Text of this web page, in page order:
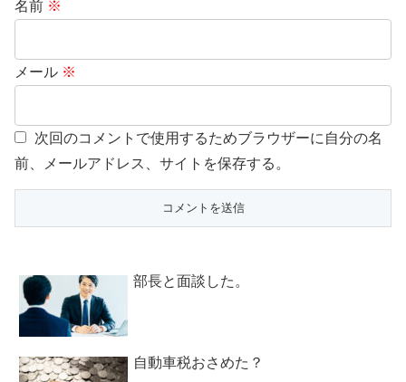
名前 ※
メール ※
次回のコメントで使用するためブラウザーに自分の名
前、メールアドレス、サイトを保存する。
部長と面談した。
自動車税おさめた？